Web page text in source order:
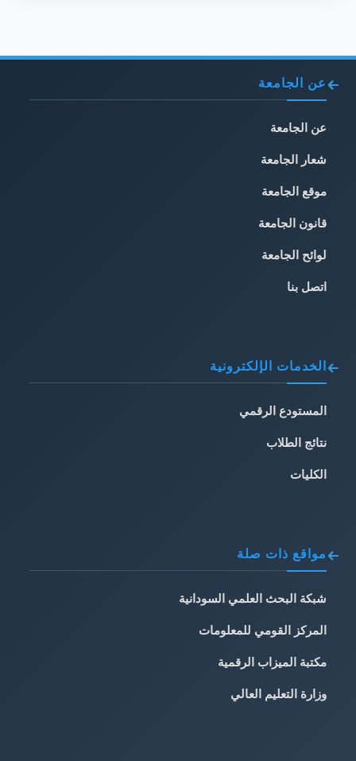
عن الجامعة
عن الجامعة
شعار الجامعة
موقع الجامعة
قانون الجامعة
لوائح الجامعة
اتصل بنا
الخدمات الإلكترونية
المستودع الرقمي
نتائج الطلاب
الكليات
مواقع ذات صلة
شبكة البحث العلمي السودانية
المركز القومي للمعلومات
مكتبة الميزاب الرقمية
وزارة التعليم العالي